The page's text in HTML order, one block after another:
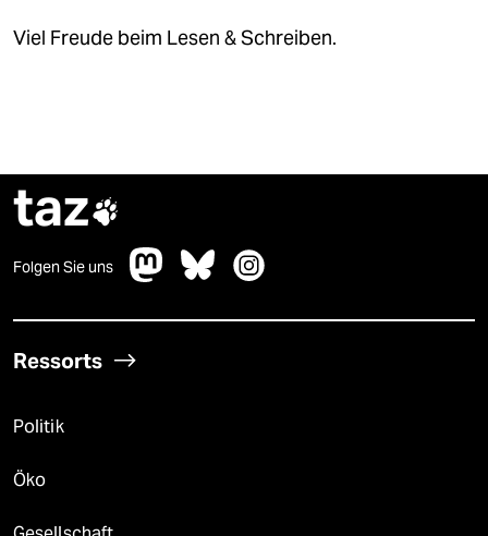
Viel Freude beim Lesen & Schreiben.
taz
Folgen Sie uns
Ressorts
Politik
Öko